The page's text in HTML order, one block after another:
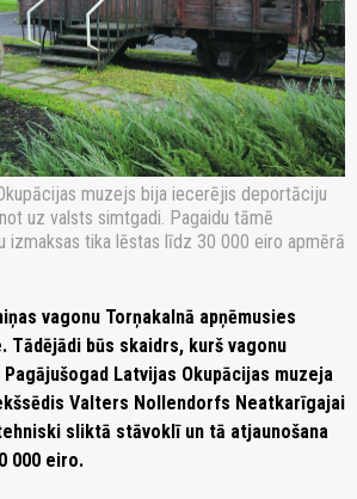
muzejs bija iecerējis deportāciju
uz valsts simtgadi. Pagaidu tāmē
izmaksas tika lēstas līdz 30 000 eiro apmērā
vagonu Torņakalnā apņēmusies
Tādējādi būs skaidrs, kurš vagonu
Latvijas Okupācijas muzeja
Valters Nollendorfs Neatkarīgajai
sliktā stāvoklī un tā atjaunošana
000 eiro.